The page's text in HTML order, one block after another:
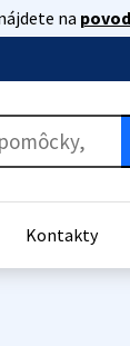
na
Kontakty